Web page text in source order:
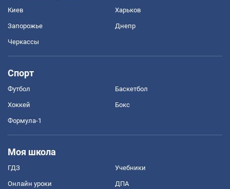
Киев Харьков
Запорожье Днепр
Черкассы
Спорт
Футбол Баскетбол
Хоккей Бокс
Формула-1
Моя школа
ГДЗ Учебники
Онлайн уроки ДПА